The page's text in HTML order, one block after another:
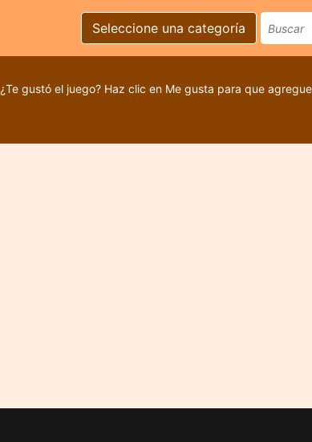
Seleccione una categoría
¿Te gustó el juego? Haz clic en Me gusta para que